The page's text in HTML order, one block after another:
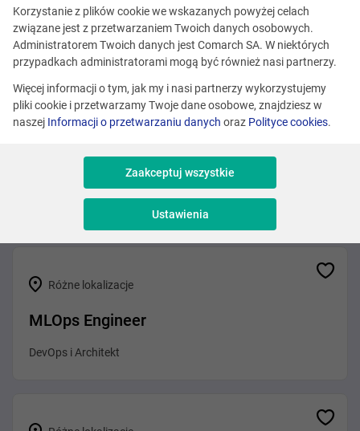
nieaktualna.
Zobacz podobne oferty
Różne lokalizacje
Różne lokalizacje
MLOps Engineer
DevOps i Architekt
Korzystanie z plików cookie we wskazanych powyżej celach
związane jest z przetwarzaniem Twoich danych osobowych.
Administratorem Twoich danych jest Comarch SA. W niektórych
przypadkach administratorami mogą być również nasi partnerzy.
Więcej informacji o tym, jak my i nasi partnerzy wykorzystujemy
pliki cookie i przetwarzamy Twoje dane osobowe, znajdziesz w
naszej Informacji o przetwarzaniu danych oraz Polityce cookies.
Zaakceptuj wszystkie
Ustawienia